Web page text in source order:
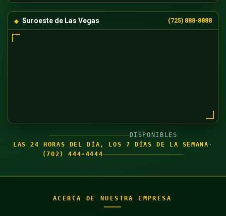
Suroeste de Las Vegas (725) 888-8888
DISPONIBLES
LAS 24 HORAS DEL DÍA, LOS 7 DÍAS DE LA SEMANA ·
(702) 444-4444
ACERCA DE NUESTRA EMPRESA